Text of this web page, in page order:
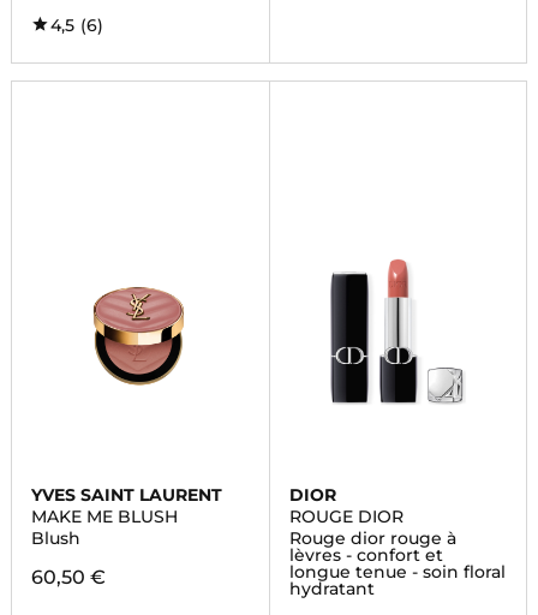
4,5 (6)
YVES SAINT LAURENT
MAKE ME BLUSH
Blush
60,50 €
DIOR
ROUGE DIOR
Rouge dior rouge à
lèvres - confort et
longue tenue - soin floral
hydratant